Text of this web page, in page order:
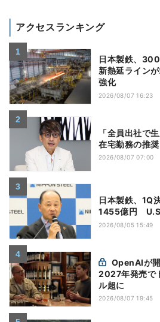
アクセスランキング
日本製鉄、
新熱延ライン
強化
2026/08/07 16:23
「全員出社で
在宅勤務の推
2026/08/07 07:00
日本製鉄、1Q
1455億円
2026/08/05 15:49
2027年発売で
ル超に
2026/08/07 19:45